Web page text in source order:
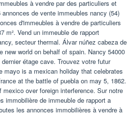
à vendre par des particuliers et
de vente immeubles nancy (54)
d'immeubles à vendre de particuliers
m². Vend un immeuble de rapport
secteur thermal. Álvar núñez cabeza de
new world on behalf of spain. Nancy 54000
étage cave. Trouvez votre futur
mayo is a mexican holiday that celebrates
at the battle of puebla on may 5, 1862.
over foreign interference. Sur notre
immobilière de immeuble de rapport a
les annonces immobilières à vendre à